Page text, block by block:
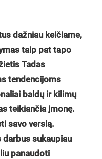
dažniau keičiame,
taip pat tapo
Tadas
tendencijoms
baldų ir kilimų
teikiančia įmonę.
savo verslą.
sukaupiau
panaudoti